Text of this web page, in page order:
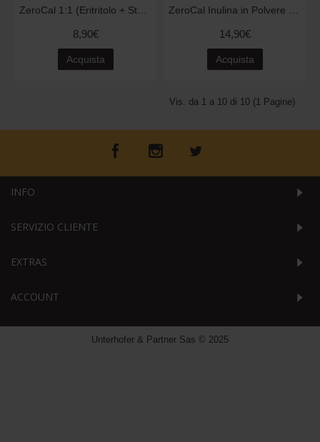
8,90€
Acquista
14,90€
Acquista
Vis. da 1 a 10 di 10 (1 Pagine)
INFO
SERVIZIO CLIENTE
EXTRAS
ACCOUNT
Unterhofer & Partner Sas © 2025